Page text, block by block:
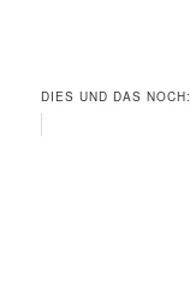
DIES UND DAS NOCH: